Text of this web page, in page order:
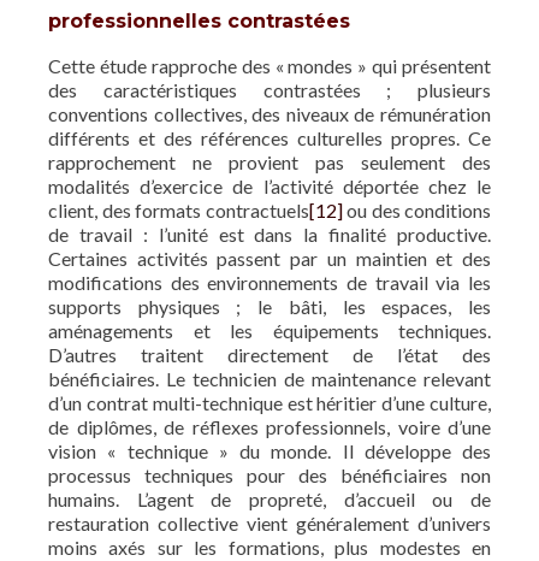
professionnelles contrastées
Cette étude rapproche des « mondes » qui présentent
des caractéristiques contrastées ; plusieurs
conventions collectives, des niveaux de rémunération
différents et des références culturelles propres. Ce
rapprochement ne provient pas seulement des
modalités d’exercice de l’activité déportée chez le
client, des formats contractuels[12]ou des conditions
de travail : l’unité est dans la finalité productive.
Certaines activités passent par un maintien et des
modifications des environnements de travail via les
supports physiques ; le bâti, les espaces, les
aménagements et les équipements techniques.
D’autres traitent directement de l’état des
bénéficiaires. Le technicien de maintenance relevant
d’un contrat multi-technique est héritier d’une culture,
de diplômes, de réflexes professionnels, voire d’une
vision « technique » du monde. Il développe des
processus techniques pour des bénéficiaires non
humains. L’agent de propreté, d’accueil ou de
restauration collective vient généralement d’univers
moins axés sur les formations, plus modestes en